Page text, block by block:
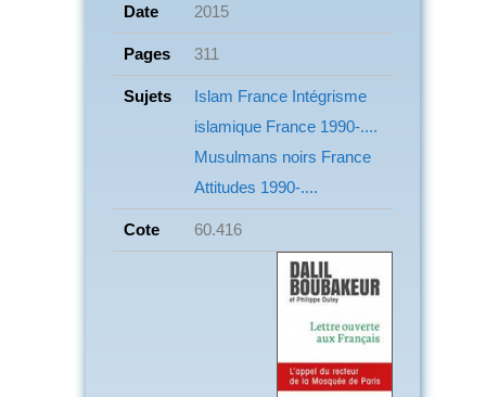
Date 2015
Pages 311
Sujets
Islam France Intégrisme
islamique France 1990-....
Musulmans noirs France
Attitudes 1990-....
Cote 60.416